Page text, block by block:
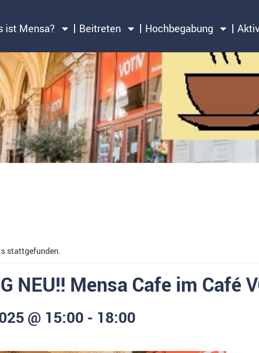
ist Mensa? Beitreten Hochbegabung
stattgefunden.
NEU!! Mensa Cafe im Café
@ 15:00 - 18:00